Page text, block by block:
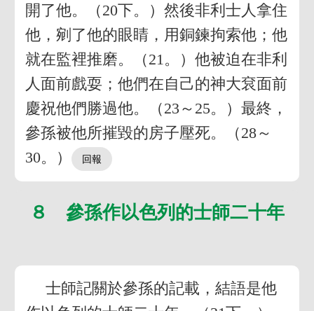
開了他。（20下。）然後非利士人拿住
他，剜了他的眼睛，用銅鍊拘索他；他
就在監裡推磨。（21。）他被迫在非利
人面前戲耍；他們在自己的神大袞面前
慶祝他們勝過他。（23～25。）最終，
參孫被他所摧毀的房子壓死。（28～
30。）
８ 參孫作以色列的士師二十年
士師記關於參孫的記載，結語是他